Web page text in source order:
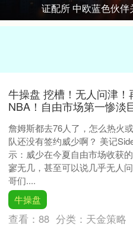
证配所 中欧蓝色伙
牛操盘 挖槽！无人问津！
NBA！自由市场第一惨淡
詹姆斯都去76人了，怎么热火
队还没有签约威少啊？ 美记
示：威少在今夏自由市场收获
寥无几，甚至可以说几乎无人
哥们....
牛操盘
查看：88 分类： 天金策略